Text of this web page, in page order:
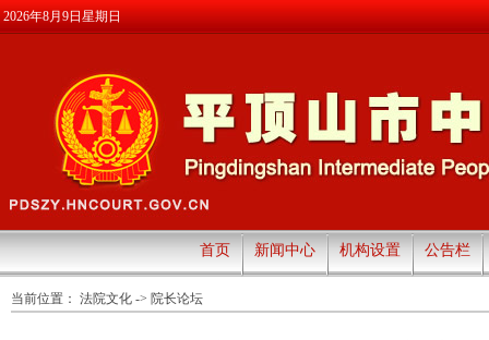
2026年8月9日星期日
首页 新闻中心 机构设置 公告栏
当前位置： 法院文化 -> 院长论坛